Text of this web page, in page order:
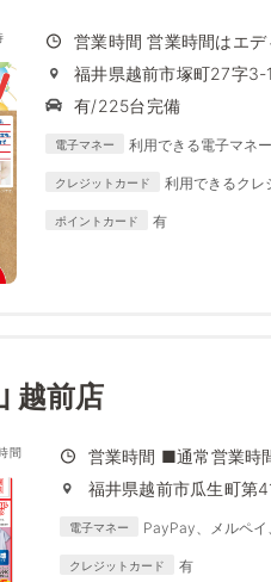
営業時間 営業時間はエ
新情報をご確...
福井県越前市塚町27字3-1
有/225台完備
電子マネー
利用できる電子マネ
/content05/
クレジットカード
利用できるクレ
ポイントカード 有
越前店
間
営業時間 ■通常営業時
日...
福井県越前市瓜生町第
電子マネー PayPay、メルペ
クレジットカード 有